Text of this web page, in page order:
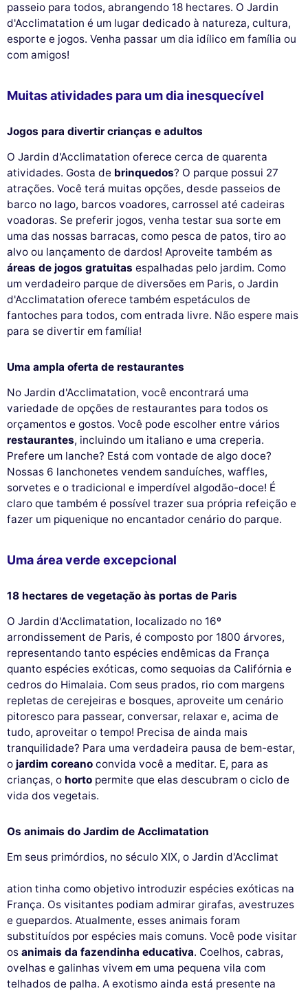
passeio para todos, abrangendo 18 hectares. O Jardin
d'Acclimatation é um lugar dedicado à natureza, cultura,
esporte e jogos. Venha passar um dia idílico em família ou
com amigos!
Muitas atividades para um dia inesquecível
Jogos para divertir crianças e adultos
O Jardin d'Acclimatation oferece cerca de quarenta
atividades. Gosta de brinquedos? O parque possui 27
atrações. Você terá muitas opções, desde passeios de
barco no lago, barcos voadores, carrossel até cadeiras
voadoras. Se preferir jogos, venha testar sua sorte em
uma das nossas barracas, como pesca de patos, tiro ao
alvo ou lançamento de dardos! Aproveite também as
áreas de jogos gratuitas espalhadas pelo jardim. Como
um verdadeiro parque de diversões em Paris, o Jardin
d'Acclimatation oferece também espetáculos de
fantoches para todos, com entrada livre. Não espere mais
para se divertir em família!
Uma ampla oferta de restaurantes
No Jardin d'Acclimatation, você encontrará uma
variedade de opções de restaurantes para todos os
orçamentos e gostos. Você pode escolher entre vários
restaurantes, incluindo um italiano e uma creperia.
Prefere um lanche? Está com vontade de algo doce?
Nossas 6 lanchonetes vendem sanduíches, waffles,
sorvetes e o tradicional e imperdível algodão-doce! É
claro que também é possível trazer sua própria refeição e
fazer um piquenique no encantador cenário do parque.
Uma área verde excepcional
18 hectares de vegetação às portas de Paris
O Jardin d'Acclimatation, localizado no 16º
arrondissement de Paris, é composto por 1800 árvores,
representando tanto espécies endêmicas da França
quanto espécies exóticas, como sequoias da Califórnia e
cedros do Himalaia. Com seus prados, rio com margens
repletas de cerejeiras e bosques, aproveite um cenário
pitoresco para passear, conversar, relaxar e, acima de
tudo, aproveitar o tempo! Precisa de ainda mais
tranquilidade? Para uma verdadeira pausa de bem-estar,
o jardim coreano convida você a meditar. E, para as
crianças, o horto permite que elas descubram o ciclo de
vida dos vegetais.
Os animais do Jardim de Acclimatation
Em seus primórdios, no século XIX, o Jardin d'Acclimat
ation tinha como objetivo introduzir espécies exóticas na
França. Os visitantes podiam admirar girafas, avestruzes
e guepardos. Atualmente, esses animais foram
substituídos por espécies mais comuns. Você pode visitar
os animais da fazendinha educativa. Coelhos, cabras,
ovelhas e galinhas vivem em uma pequena vila com
telhados de palha. A exotismo ainda está presente na